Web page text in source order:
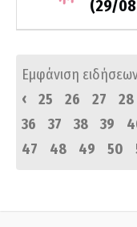
(29/
Εμφάνιση
‹
25 26 27 28
36
37 38 39
47
48 49 50